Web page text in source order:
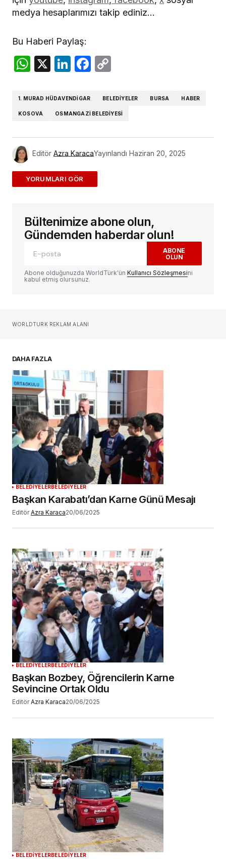
medya hesaplarımızı takip ediniz…
Bu Haberi Paylaş:
WhatsApp
X LinkedIn
Facebook
1. MURAD HÜDAVENDIGAR BELEDIYELER BURSA HABER
KOSOVA OSMANGAZI BELEDIYESI
Editör Azra KaracaYayınlandı Haziran 20, 2025
ADD A COMMENT
E-posta adresiniz yayınlanmayacak.
alanlar*ile işaretlenmişlerdir
Yorum
Sizin adınız*
Daha sonraki yorumlarımda kullanılması için
adım, e-posta adresim ve site adresim bu
tarayıcıya kaydedilsin.
YORUM GÖNDER
Bültenimize abone olun,
Gündemden haberdar olun!
ABONE
OLUN
Abone olduğunuzda WorldTürk'ün Kullanıcı Sözleşmesini
kabul etmiş olursunuz.
WORLDTURK REKLAM ALANI
DAHA FAZLA
BELEDİYELERBELEDİYELER
Başkan Karabatı’dan Karne Günü Mesajı
Editör Azra Karaca20/06/2025
BELEDİYELERBELEDİYELER
Başkan Bozbey, Öğrencilerin Karne
Sevincine Ortak Oldu
Editör Azra Karaca20/06/2025
BELEDİYELERBELEDİYELER